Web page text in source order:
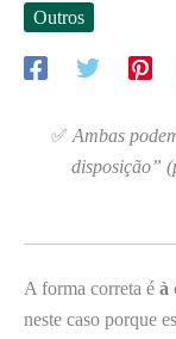
Outros
✅ Ambas
disposição”
A forma correta é à
neste caso porque